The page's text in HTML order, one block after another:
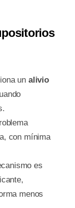
un alivio
con mínima
es
menos